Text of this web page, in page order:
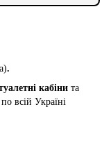
.
кабіни та
всій Україні